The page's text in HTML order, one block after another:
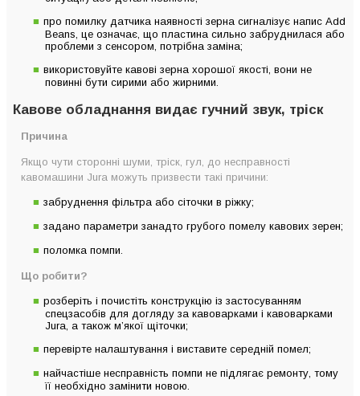
про помилку датчика наявності зерна сигналізує напис Add
Beans, це означає, що пластина сильно забруднилася або
проблеми з сенсором, потрібна заміна;
використовуйте кавові зерна хорошої якості, вони не
повинні бути сирими або жирними.
Кавове обладнання видає гучний звук, тріск
Причина
Якщо чути сторонні шуми, тріск, гул, до несправності
кавомашини Jura можуть призвести такі причини:
забруднення фільтра або сіточки в ріжку;
задано параметри занадто грубого помелу кавових зерен;
поломка помпи.
Що робити?
розберіть і почистіть конструкцію із застосуванням
спецзасобів для догляду за кавоварками і кавоварками
Jura, а також м’якої щіточки;
перевірте налаштування і виставите середній помел;
найчастіше несправність помпи не підлягає ремонту, тому
її необхідно замінити новою.